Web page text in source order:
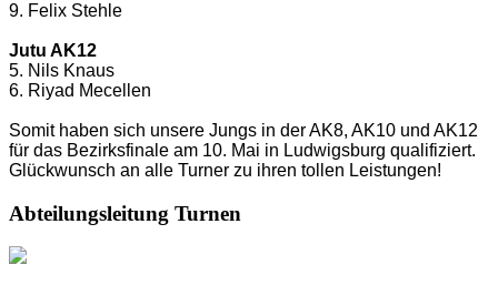
9. Felix Stehle
Jutu AK12
5. Nils Knaus
6. Riyad Mecellen
Somit haben sich unsere Jungs in der AK8, AK10 und AK12
für das Bezirksfinale am 10. Mai in Ludwigsburg qualifiziert.
Glückwunsch an alle Turner zu ihren tollen Leistungen!
Abteilungsleitung Turnen